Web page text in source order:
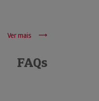
Ver mais
FAQs